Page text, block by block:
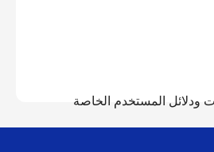
ودلائل المستخدم الخاصة